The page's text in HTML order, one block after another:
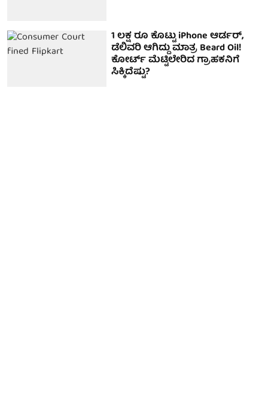
1 ಲಕ್ಷ ರೂ ಕೊಟ್ಟು iPhone ಆರ್ಡರ್,
ಡೆಲಿವರಿ ಆಗಿದ್ದು ಮಾತ್ರ Beard Oil!
ಕೋರ್ಟ್ ಮೆಟ್ಟಿಲೇರಿದ ಗ್ರಾಹಕನಿಗೆ
ಸಿಕ್ಕಿದೆಷ್ಟು?